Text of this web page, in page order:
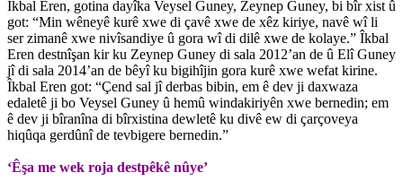
Îkbal Eren, gotina dayîka Veysel Guney, Zeynep Guney, bi bîr xist û
got: “Min wêneyê kurê xwe di çavê xwe de xêz kiriye, navê wî li
ser zimanê xwe nivîsandiye û gora wî di dilê xwe de kolaye.” Îkbal
Eren destnîşan kir ku Zeynep Guney di sala 2012’an de û Elî Guney
jî di sala 2014’an de bêyî ku bigihîjin gora kurê xwe wefat kirine.
Îkbal Eren got: “Çend sal jî derbas bibin, em ê dev ji daxwaza
edaletê ji bo Veysel Guney û hemû windakiriyên xwe bernedin; em
ê dev ji bîranîna di bîrxistina dewletê ku divê ew di çarçoveya
hiqûqa gerdûnî de tevbigere bernedin.”
‘Êşa me wek roja destpêkê nûye’